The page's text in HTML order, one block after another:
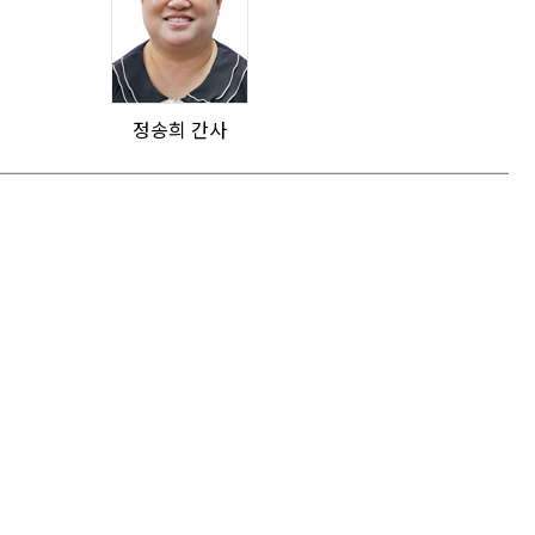
정송희 간사